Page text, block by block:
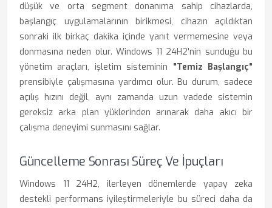
düşük ve orta segment donanıma sahip cihazlarda,
başlangıç uygulamalarının birikmesi, cihazın açıldıktan
sonraki ilk birkaç dakika içinde yanıt vermemesine veya
donmasına neden olur. Windows 11 24H2'nin sunduğu bu
yönetim araçları, işletim sisteminin "Temiz Başlangıç"
prensibiyle çalışmasına yardımcı olur. Bu durum, sadece
açılış hızını değil, aynı zamanda uzun vadede sistemin
gereksiz arka plan yüklerinden arınarak daha akıcı bir
çalışma deneyimi sunmasını sağlar.
Güncelleme Sonrası Süreç Ve İpuçları
Windows 11 24H2, ilerleyen dönemlerde yapay zeka
destekli performans iyileştirmeleriyle bu süreci daha da